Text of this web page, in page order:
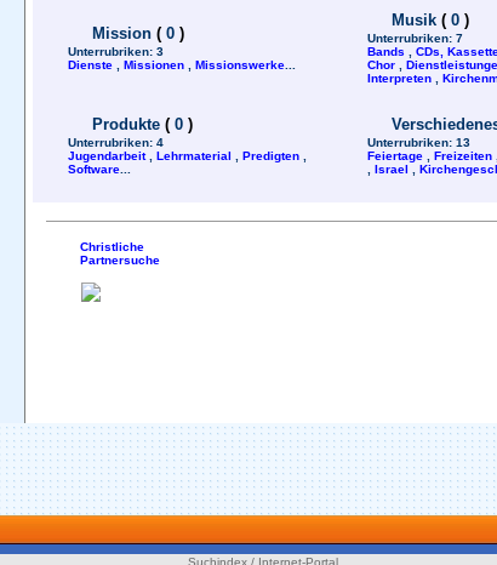
Mission ( 0 )
Unterrubriken: 3
Dienste
Missionen Missionswerke
Musik ( 0 )
Unterrubriken: 7
Bands
CDs,
Chor
Interpreten
Produkte ( 0 )
Unterrubriken: 4
Jugendarbeit, Lehrmaterial Predigten
Software
Unterrubriken: 13
Feiertage
Freizeiten
Israel
Christliche
Partnersuche
Suchindex / Internet-Portal